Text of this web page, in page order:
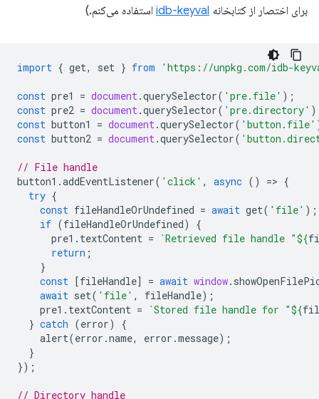
برای اختصار از کتابخانه idb-keyval استفاده می‌کنم.)
import { get, set } from 'https://unpkg.com/idb-
const pre1 = document.querySelector( 'pre.file' );
const pre2 = document.querySelector( 'pre.directory'
const button1 = document.querySelector( 'button.file'
const button2 = document.querySelector(
// File handle
button1 .addEventListener( 'click' , async () => {
try {
const fileHandleOrUndefined = await get( 'file' );
if (fileHandleOrUndefined)
{
pre1 . textContent = `Retrieved file handle "${
return ;
}
const [fileHandle] = await window.
await set( 'file' , fileHandle);
pre1 . textContent = `Stored file handle for "${
} catch (error)
{
alert(error .name, error .message);
}
});
// Directory handle